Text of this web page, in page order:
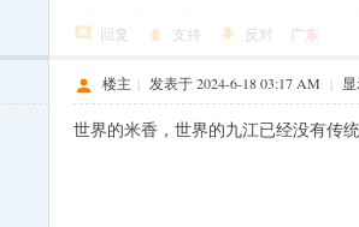
回复 支持 反对 广东
楼主 | 发表于 2024-6-18 03:17 AM |
世界的米香，世界的九江已经没有传统